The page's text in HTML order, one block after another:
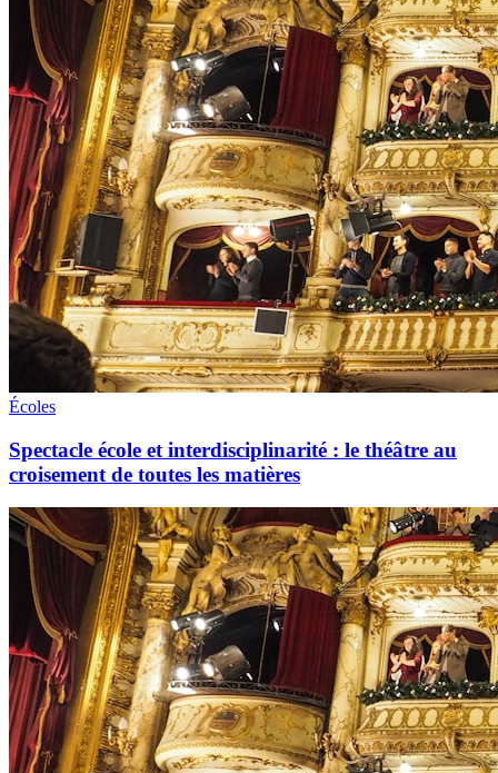
Écoles
Spectacle école et interdisciplinarité : le théâtre au
croisement de toutes les matières